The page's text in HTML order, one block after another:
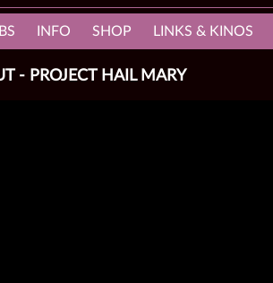
INFO SHOP LINKS & KINOS
- PROJECT HAIL MARY